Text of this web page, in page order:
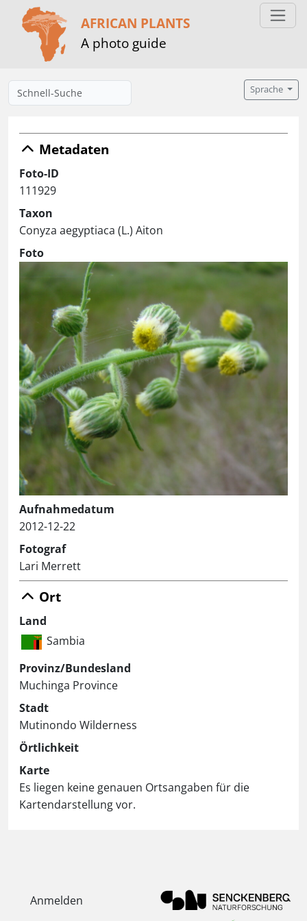
AFRICAN PLANTS
A photo guide
Sprache
Metadaten
Foto-ID
111929
Taxon
Conyza aegyptiaca (L.) Aiton
Foto
Aufnahmedatum
2012-12-22
Fotograf
Lari Merrett
Ort
Land
Sambia
Provinz/Bundesland
Muchinga Province
Stadt
Mutinondo Wilderness
Örtlichkeit
Karte
Es liegen keine genauen Ortsangaben für die
Kartendarstellung vor.
Anmelden